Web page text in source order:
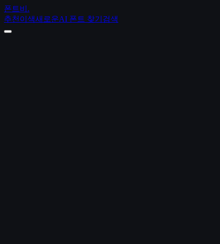
폰트비 .
추천 이색새로운AI 폰트 찾기 검색